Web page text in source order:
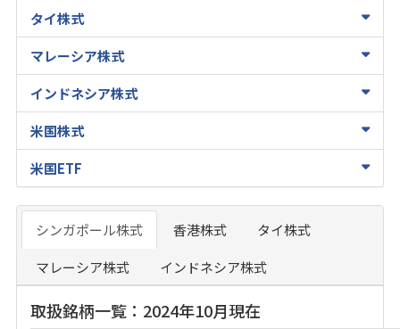
タイ株式
マレーシア株式
インドネシア株式
米国株式
米国ETF
シンガポール株式 香港株式
タイ株式
マレーシア株式
インドネシア株式
取扱銘柄一覧：2024年10月現在